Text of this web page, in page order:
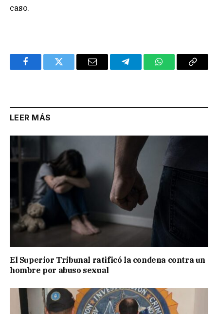
caso.
FacebookTwitter Email TelegramWhatsAppCopy
LEER MÁS
El Superior Tribunal ratificó la condena contra un
hombre por abuso sexual